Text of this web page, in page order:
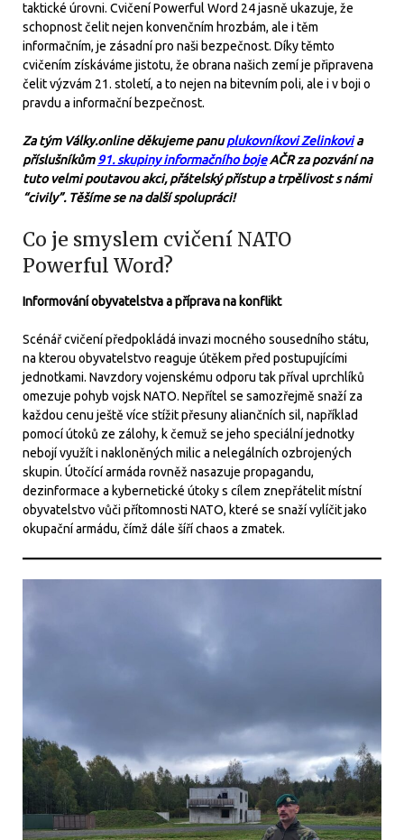
taktické úrovni. Cvičení Powerful Word 24 jasně ukazuje, že
schopnost čelit nejen konvenčním hrozbám, ale i těm
informačním, je zásadní pro naši bezpečnost. Díky těmto
cvičením získáváme jistotu, že obrana našich zemí je připravena
čelit výzvám 21. století, a to nejen na bitevním poli, ale i v boji o
pravdu a informační bezpečnost.
Za tým Války.online děkujeme panuplukovníkovi Zelinkovia
příslušníkům91. skupiny informačního bojeAČR za pozvání na
tuto velmi poutavou akci, přátelský přístup a trpělivost s námi
“civily”. Těšíme se na další spolupráci!
Co je smyslem cvičení NATO
Powerful Word?
Informování obyvatelstva a příprava na konflikt
Scénář cvičení předpokládá invazi mocného sousedního státu,
na kterou obyvatelstvo reaguje útěkem před postupujícími
jednotkami. Navzdory vojenskému odporu tak příval uprchlíků
omezuje pohyb vojsk NATO. Nepřítel se samozřejmě snaží za
každou cenu ještě více stížit přesuny aliančních sil, například
pomocí útoků ze zálohy, k čemuž se jeho speciální jednotky
nebojí využít i nakloněných milic a nelegálních ozbrojených
skupin. Útočící armáda rovněž nasazuje propagandu,
dezinformace a kybernetické útoky s cílem znepřátelit místní
obyvatelstvo vůči přítomnosti NATO, které se snaží vylíčit jako
okupační armádu, čímž dále šíří chaos a zmatek.